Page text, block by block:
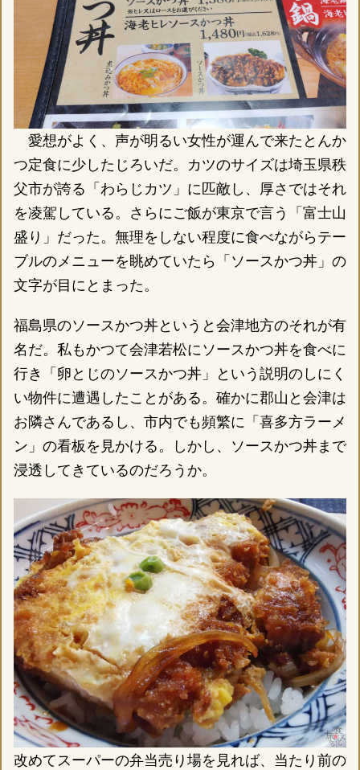
愛想がよく、声が明るい女性が運んで来たとんか
つ定食に少したじろいだ。カツのサイズは埼玉県秩
父市が誇る「わらじカツ」に匹敵し、厚さではそれ
を凌駕している。さらにご飯が東京で言う「富士山
盛り」だった。無理をしない程度に食べながらテー
ブルのメニューを眺めていたら「ソースかつ丼」の
文字が目にとまった。
福島県のソースかつ丼というと会津地方のそれが有
名だ。私もかつて会津若松にソースかつ丼を食べに
行き「卵とじのソースかつ丼」という説明のしにく
い物件に遭遇したことがある。確かに郡山と会津は
お隣さんであるし、市内でも頻繁に「喜多方ラーメ
ン」の看板を見かける。しかし、ソースかつ丼まで
浸透してきているのだろうか。
改めてスーパーの弁当売り場を見れば、当たり前の